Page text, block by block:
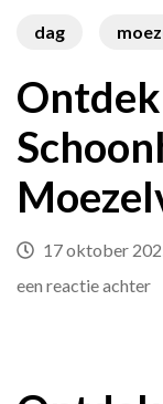
dag
17 oktober
een reactie achterop